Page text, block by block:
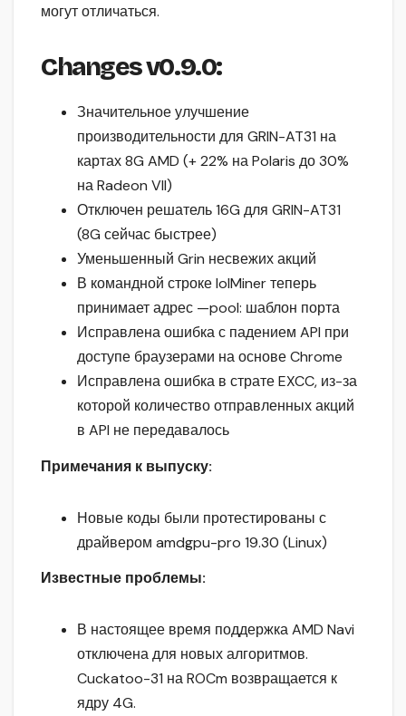
могут отличаться.
Changes v0.9.0:
Значительное улучшение
производительности для GRIN-AT31 на
картах 8G AMD (+ 22% на Polaris до 30%
на Radeon VII)
Отключен решатель 16G для GRIN-AT31
(8G сейчас быстрее)
Уменьшенный Grin несвежих акций
В командной строке lolMiner теперь
принимает адрес —pool: шаблон порта
Исправлена ошибка с падением API при
доступе браузерами на основе Chrome
Исправлена ошибка в страте EXCC, из-за
которой количество отправленных акций
в API не передавалось
Примечания к выпуску:
Новые коды были протестированы с
драйвером amdgpu-pro 19.30 (Linux)
Известные проблемы:
В настоящее время поддержка AMD Navi
отключена для новых алгоритмов.
Cuckatoo-31 на ROCm возвращается к
ядру 4G.